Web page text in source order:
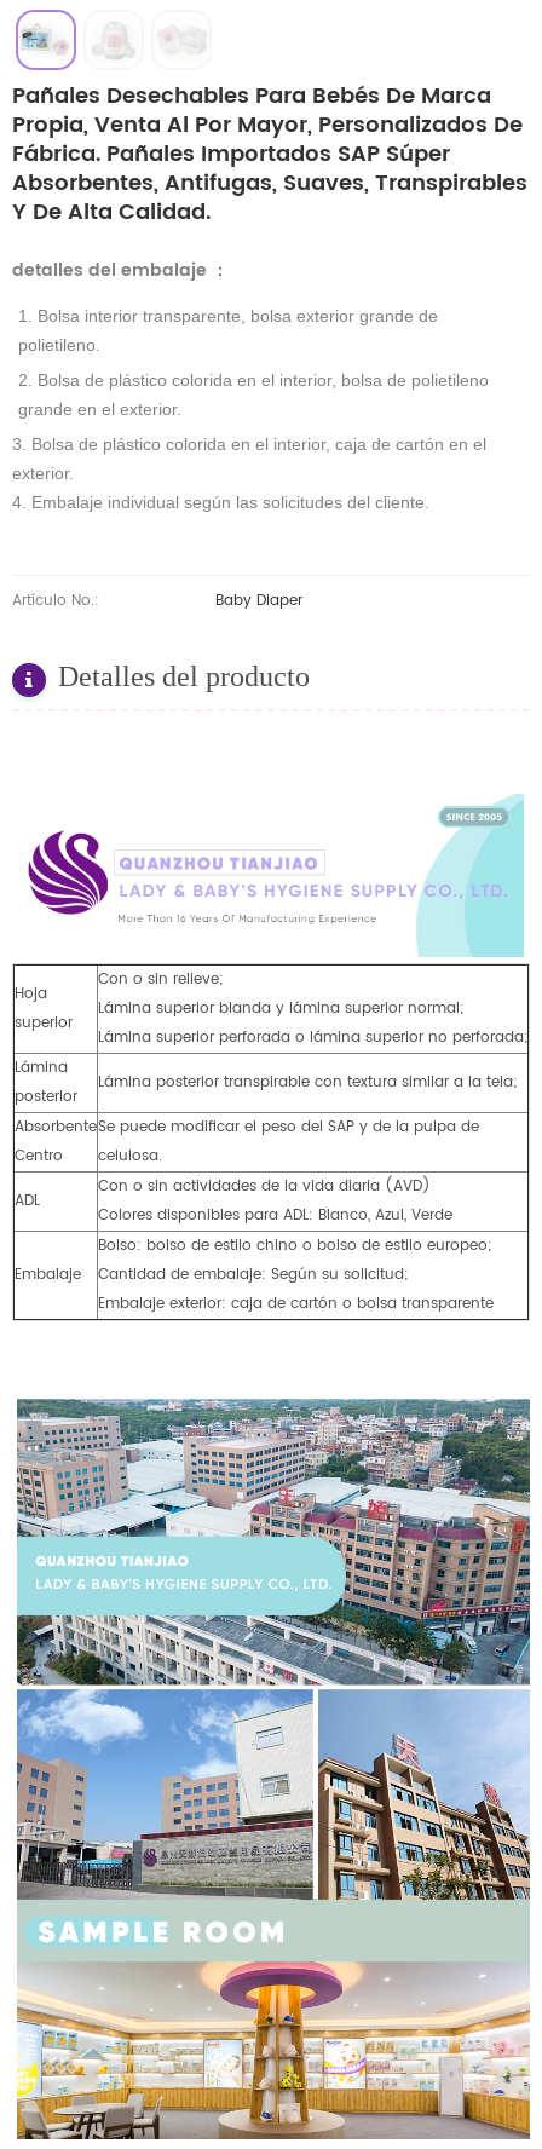
Pañales Desechables Para Bebés De Marca
Propia, Venta Al Por Mayor, Personalizados De
Fábrica. Pañales Importados SAP Súper
Absorbentes, Antifugas, Suaves, Transpirables
Y De Alta Calidad.
detalles del embalaje ：
1. Bolsa interior transparente, bolsa exterior grande de
polietileno.
2. Bolsa de plástico colorida en el interior, bolsa de polietileno
grande en el exterior.
3. Bolsa de plástico colorida en el interior, caja de cartón en el
exterior.
4. Embalaje individual según las solicitudes del cliente.
Artículo No.: Baby Diaper
Detalles del producto
Hoja
superior
Con o sin relieve;
Lámina superior blanda y lámina superior normal;
Lámina superior perforada o lámina superior no perforada;
Lámina
posterior
Lámina posterior transpirable con textura similar a la tela;
Absorbente
Centro
Se puede modificar el peso del SAP y de la pulpa de
celulosa.
ADL
Con o sin actividades de la vida diaria (AVD)
Colores disponibles para ADL: Blanco, Azul, Verde
Embalaje
Bolso: bolso de estilo chino o bolso de estilo europeo;
Cantidad de embalaje: Según su solicitud;
Embalaje exterior: caja de cartón o bolsa transparente